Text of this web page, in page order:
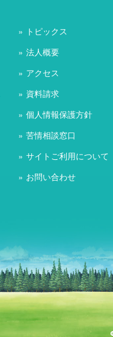
トピックス
法人概要
アクセス
資料請求
個人情報保護方針
苦情相談窓口
サイトご利用について
お問い合わせ